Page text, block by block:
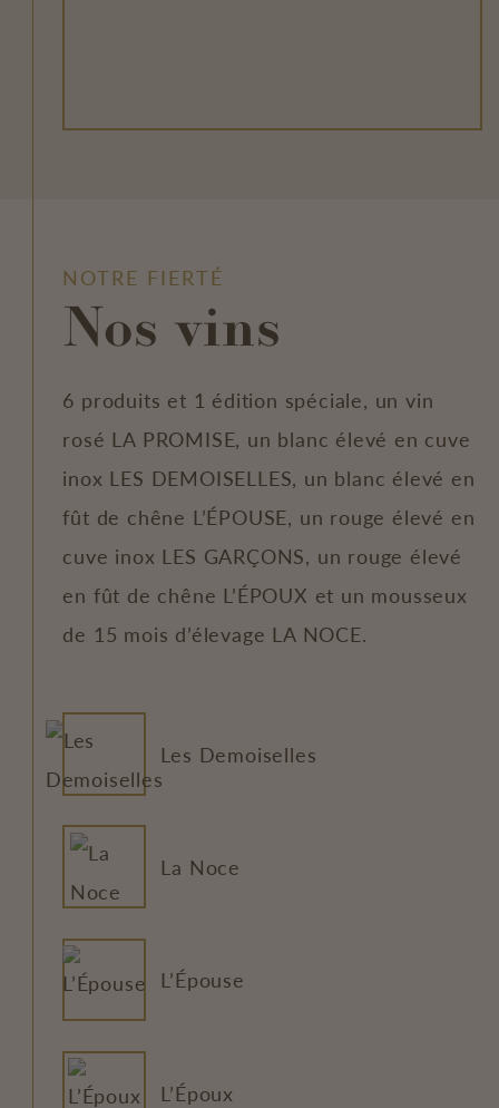
NOTRE FIERTÉ
Nos vins
6 produits et 1 édition spéciale, un vin
rosé LA PROMISE, un blanc élevé en cuve
inox LES DEMOISELLES, un blanc élevé en
fût de chêne L’ÉPOUSE, un rouge élevé en
cuve inox LES GARÇONS, un rouge élevé
en fût de chêne L’ÉPOUX et un mousseux
de 15 mois d’élevage LA NOCE.
Les Demoiselles
La Noce
L’Épouse
L’Époux